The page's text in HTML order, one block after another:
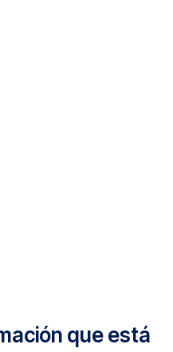
que está